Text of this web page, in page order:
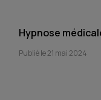
Hypnose
Publié le 21 mai 2024